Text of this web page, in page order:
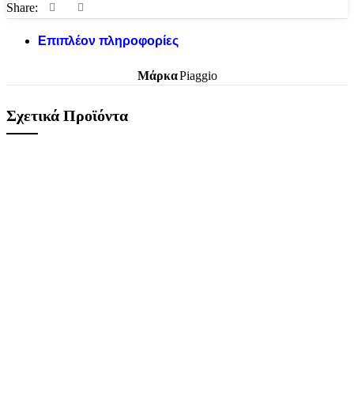
Share:
Επιπλέον πληροφορίες
ΜάρκαPiaggio
Σχετικά Προϊόντα